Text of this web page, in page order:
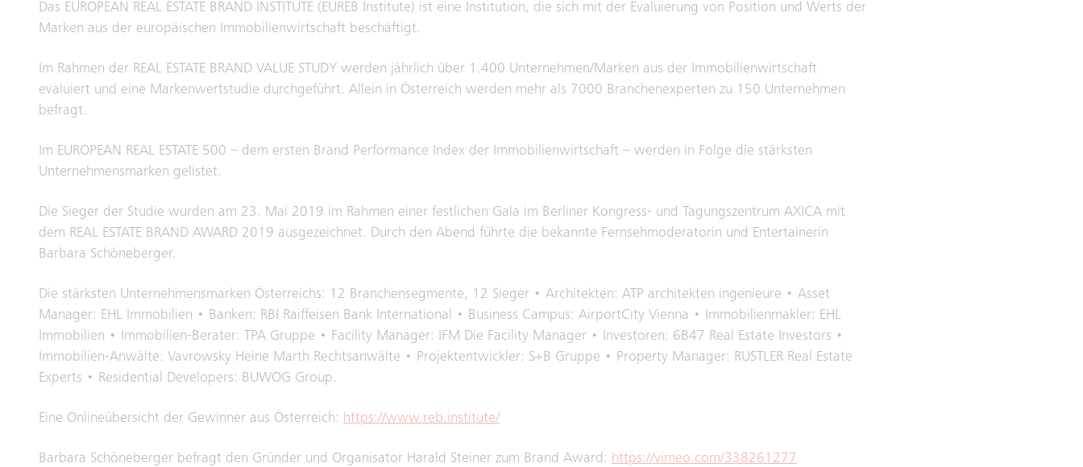
Das EUROPEAN REAL ESTATE BRAND INSTITUTE (EUREB Institute) ist eine Institution, die sich mit der Evaluierung von Position und Werts der
Marken aus der europäischen Immobilienwirtschaft beschäftigt.
Im Rahmen der REAL ESTATE BRAND VALUE STUDY werden jährlich über 1.400 Unternehmen/Marken aus der Immobilienwirtschaft
evaluiert und eine Markenwertstudie durchgeführt. Allein in Österreich werden mehr als 7000 Branchenexperten zu 150 Unternehmen
befragt.
Im EUROPEAN REAL ESTATE 500 – dem ersten Brand Performance Index der Immobilienwirtschaft – werden in Folge die stärksten
Unternehmensmarken gelistet.
Die Sieger der Studie wurden am 23. Mai 2019 im Rahmen einer festlichen Gala im Berliner Kongress- und Tagungszentrum AXICA mit
dem REAL ESTATE BRAND AWARD 2019 ausgezeichnet. Durch den Abend führte die bekannte Fernsehmoderatorin und Entertainerin
Barbara Schöneberger.
Die stärksten Unternehmensmarken Österreichs: 12 Branchensegmente, 12 Sieger • Architekten: ATP architekten ingenieure • Asset
Manager: EHL Immobilien • Banken: RBI Raiffeisen Bank International • Business Campus: AirportCity Vienna • Immobilienmakler: EHL
Immobilien • Immobilien-Berater: TPA Gruppe • Facility Manager: IFM Die Facility Manager • Investoren: 6B47 Real Estate Investors •
Immobilien-Anwälte: Vavrowsky Heine Marth Rechtsanwälte • Projektentwickler: S+B Gruppe • Property Manager: RUSTLER Real Estate
Experts • Residential Developers: BUWOG Group.
Eine Onlineübersicht der Gewinner aus Österreich: https://www.reb.institute/
Barbara Schöneberger befragt den Gründer und Organisator Harald Steiner zum Brand Award: https://vimeo.com/338261277